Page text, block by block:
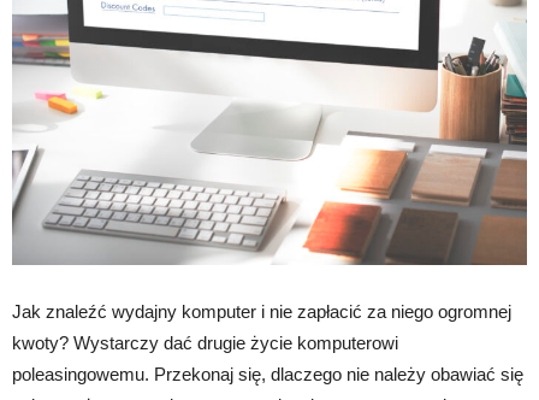
Jak znaleźć wydajny komputer i nie zapłacić za niego ogromnej
kwoty? Wystarczy dać drugie życie komputerowi
poleasingowemu. Przekonaj się, dlaczego nie należy obawiać się